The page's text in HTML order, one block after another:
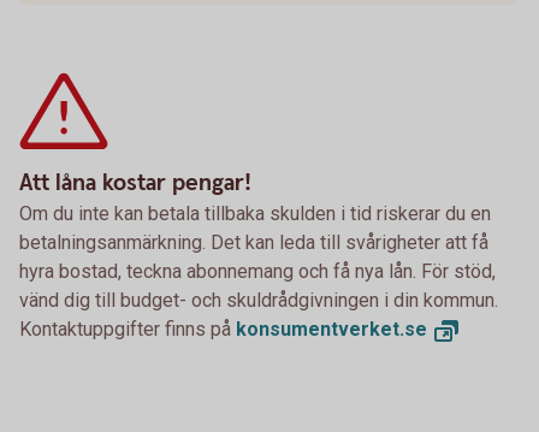
Att låna kostar pengar!
Om du inte kan betala tillbaka skulden i tid riskerar du en
betalningsanmärkning. Det kan leda till svårigheter att få
hyra bostad, teckna abonnemang och få nya lån. För stöd,
vänd dig till budget- och skuldrådgivningen i din kommun.
Kontaktuppgifter finns på konsumentverket.se